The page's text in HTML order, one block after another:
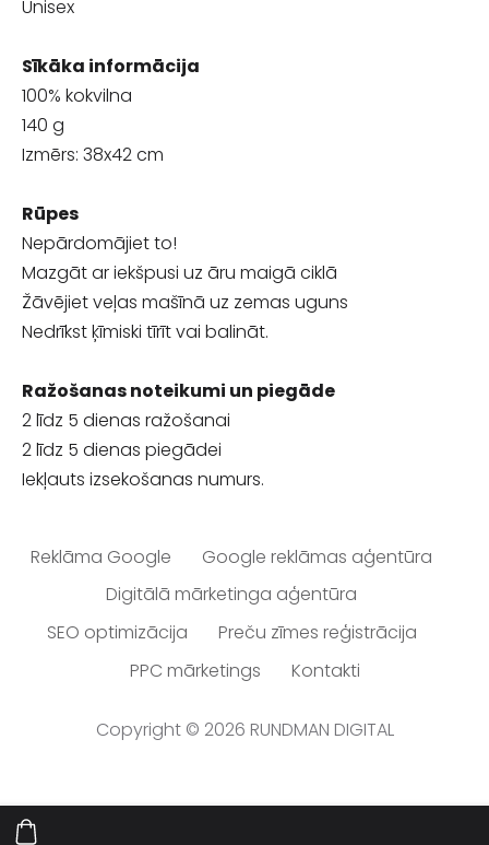
Unisex
Sīkāka informācija
100% kokvilna
140 g
Izmērs: 38x42 cm
Rūpes
Nepārdomājiet to!
Mazgāt ar iekšpusi uz āru maigā ciklā
Žāvējiet veļas mašīnā uz zemas uguns
Nedrīkst ķīmiski tīrīt vai balināt.
Ražošanas noteikumi un piegāde
2 līdz 5 dienas ražošanai
2 līdz 5 dienas piegādei
Iekļauts izsekošanas numurs.
Reklāma Google
Google reklāmas aģentūra
Digitālā mārketinga aģentūra
SEO optimizācija
Preču zīmes reģistrācija
PPC mārketings
Kontakti
Copyright © 2026 RUNDMAN DIGITAL